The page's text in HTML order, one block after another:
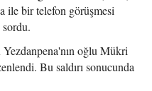
ile bir telefon görüşmesi
oğlu Mükri
Bu saldırı sonucunda